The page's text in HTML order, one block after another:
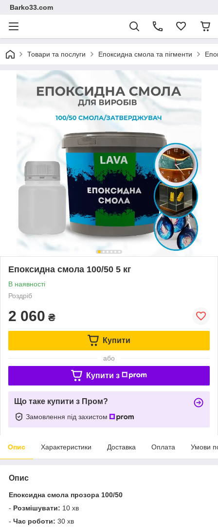
Barko33.com
Товари та послуги Епоксидна смола та пігменти
Епоксидна смола 100/50 5 кг
В наявності
Роздріб
2 060 ₴
Купити
або
Купити з
Що таке купити з Пром?
Замовлення під захистом
Опис Характеристики Доставка Оплата Умови
Опис
Епоксидна смола прозора 100/50
- Розмішувати: 10 хв
- Час роботи: 30 хв